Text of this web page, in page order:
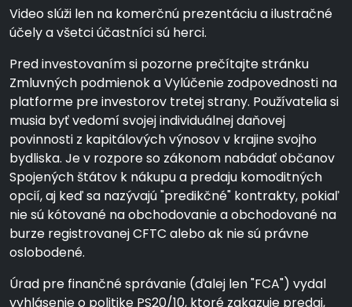
Video slúži len na komerčnú prezentáciu a ilustračné
účely a všetci účastníci sú herci.
Pred investovaním si pozorne prečítajte stránku
Zmluvných podmienok a Vylúčenie zodpovednosti na
platforme pre investorov tretej strany. Používatelia si
musia byť vedomí svojej individuálnej daňovej
povinnosti z kapitálových výnosov v krajine svojho
bydliska. Je v rozpore so zákonom nabádať občanov
Spojených štátov k nákupu a predaju komoditných
opcií, aj keď sa nazývajú "predikčné" kontrakty, pokiaľ
nie sú kótované na obchodovanie a obchodované na
burze registrovanej CFTC alebo ak nie sú právne
oslobodené.
Úrad pre finančné správanie (ďalej len "FCA") vydal
vyhlásenie o politike PS20/10, ktoré zakazuje predaj,